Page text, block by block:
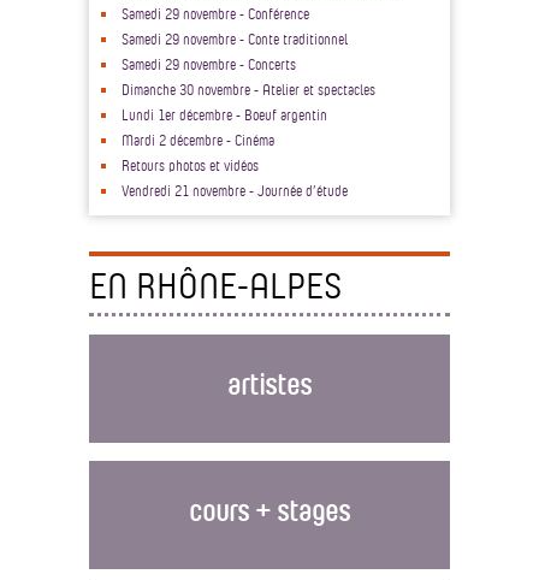
Samedi 29 novembre - Conférence
Samedi 29 novembre - Conte traditionnel
Samedi 29 novembre - Concerts
Dimanche 30 novembre - Atelier et spectacles
Lundi 1er décembre - Boeuf argentin
Mardi 2 décembre - Cinéma
Retours photos et vidéos
Vendredi 21 novembre - Journée d’étude
EN RHÔNE-ALPES
artistes
cours + stages